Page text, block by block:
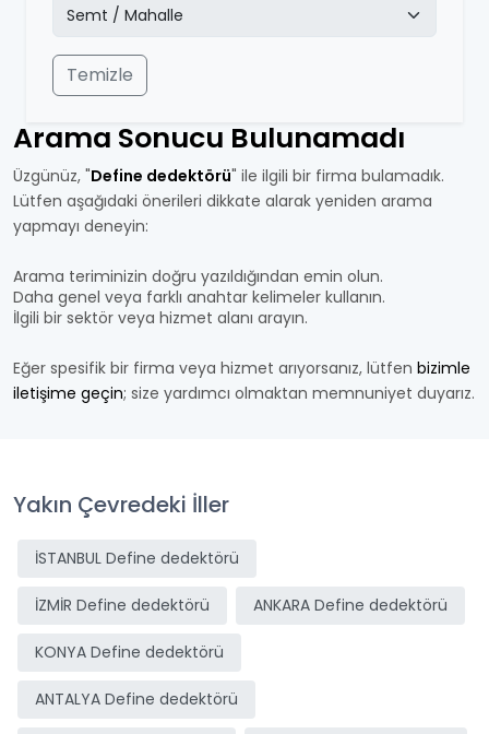
Temizle
Arama Sonucu Bulunamadı
Üzgünüz, "Define dedektörü" ile ilgili bir firma bulamadık.
Lütfen aşağıdaki önerileri dikkate alarak yeniden arama
yapmayı deneyin:
Arama teriminizin doğru yazıldığından emin olun.
Daha genel veya farklı anahtar kelimeler kullanın.
İlgili bir sektör veya hizmet alanı arayın.
Eğer spesifik bir firma veya hizmet arıyorsanız, lütfen bizimle
iletişime geçin; size yardımcı olmaktan memnuniyet duyarız.
Yakın Çevredeki İller
İSTANBUL Define dedektörü
İZMİR Define dedektörü ANKARA Define dedektörü
KONYA Define dedektörü
ANTALYA Define dedektörü